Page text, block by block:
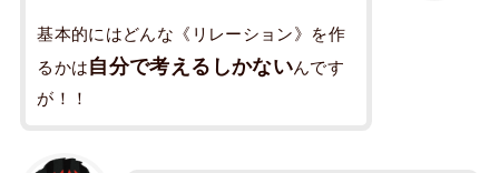
基本的にはどんな《リレーション》を作
るかは自分で考えるしかないんです
が！！